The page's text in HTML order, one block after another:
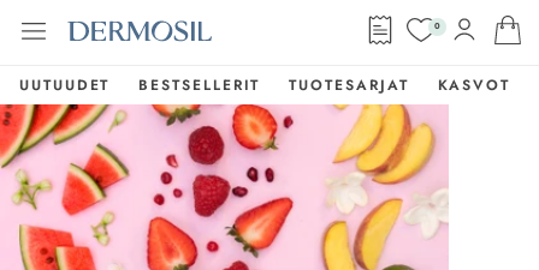
0
UUTUUDET BESTSELLERIT TUOTESARJAT KASVOT